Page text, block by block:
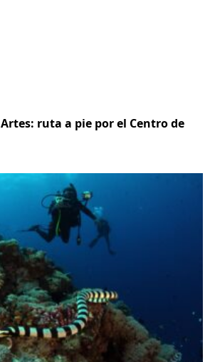
ruta a pie por el Centro de